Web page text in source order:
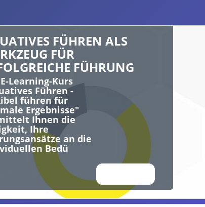
FÜHREN ALS
FÜR
FÜHRUNG
Learning-Kurs
Führen -
führen für
Ergebnisse"
Ihnen die
Ihre
an die
Bedü